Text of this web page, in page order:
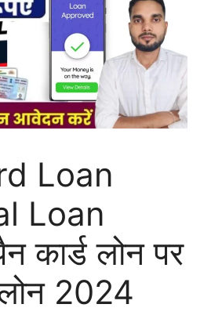
Loan
Loan
कार्ड लोन पर
2024